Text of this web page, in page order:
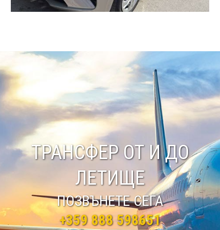
ТРАНСФЕР ОТ И ДО
ЛЕТИЩЕ
ПОЗВЪНЕТЕ СЕГА
+359 888 598651